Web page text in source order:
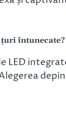
întunecate?
LED